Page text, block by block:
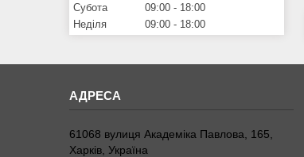
Субота
09:00
18:00
Неділя
09:00 18:00
61068 вулиця Академіка Павлова, 165,
Харків, Україна